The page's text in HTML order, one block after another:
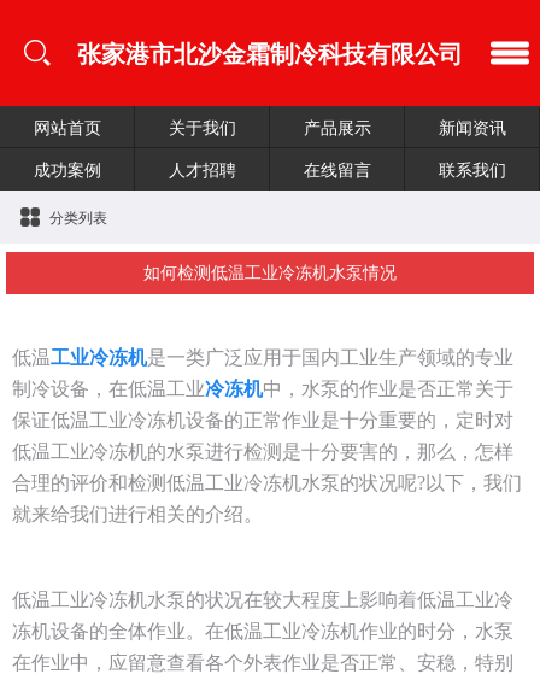
张家港市北沙金霜制冷科技有限公司
网站首页 关于我们 产品展示
新闻资讯
成功案例
人才招聘 在线留言 联系我们
分类列表
如何检测低温工业冷冻机水泵情况
低温工业冷冻机是一类广泛应用于国内工业生产领域的专业
制冷设备，在低温工业冷冻机中，水泵的作业是否正常关于
保证低温工业冷冻机设备的正常作业是十分重要的，定时对
低温工业冷冻机的水泵进行检测是十分要害的，那么，怎样
合理的评价和检测低温工业冷冻机水泵的状况呢?以下，我们
就来给我们进行相关的介绍。
低温工业冷冻机水泵的状况在较大程度上影响着低温工业冷
冻机设备的全体作业。在低温工业冷冻机作业的时分，水泵
在作业中，应留意查看各个外表作业是否正常、安稳，特别